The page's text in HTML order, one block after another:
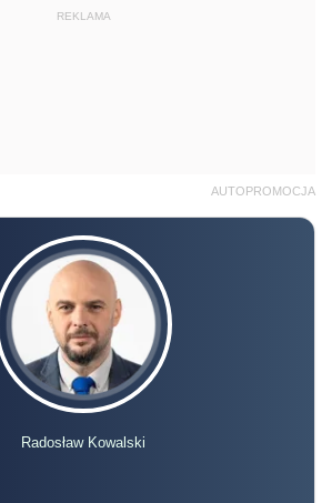
REKLAMA
AUTOPROMOCJA
Radosław Kowalski